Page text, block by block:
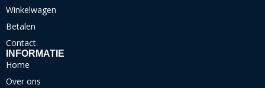
Winkelwagen
Betalen
Contact
INFORMATIE
Home
Over ons